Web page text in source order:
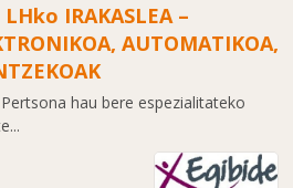
IRAKASLEA –
AUTOMATIKOA,
hau bere espezialitateko